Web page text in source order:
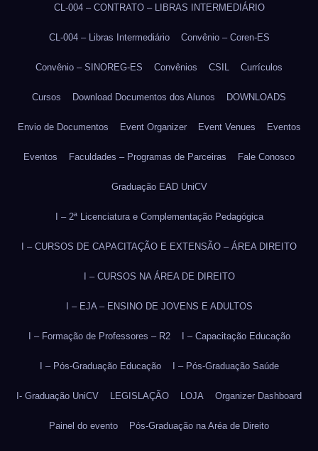
CL-004 – CONTRATO – LIBRAS INTERMEDIÁRIO
CL-004 – Libras Intermediário Convênio – Coren-ES
Convênio – SINOREG-ES Convênios CSIL Currículos
Cursos Download Documentos dos Alunos DOWNLOADS
Envio de Documentos Event Organizer Event Venues Eventos
Eventos Faculdades – Programas de Parceiras Fale Conosco
Graduação EAD UniCV
I – 2ª Licenciatura e Complementação Pedagógica
I – CURSOS DE CAPACITAÇÃO E EXTENSÃO – ÁREA DIREITO
I – CURSOS NA ÁREA DE DIREITO
I – EJA – ENSINO DE JOVENS E ADULTOS
I – Formação de Professores – R2 I – Capacitação Educação
I – Pós-Graduação Educação I – Pós-Graduação Saúde
I- Graduação UniCV LEGISLAÇÃO LOJA Organizer Dashboard
Painel do evento Pós-Graduação na Aréa de Direito